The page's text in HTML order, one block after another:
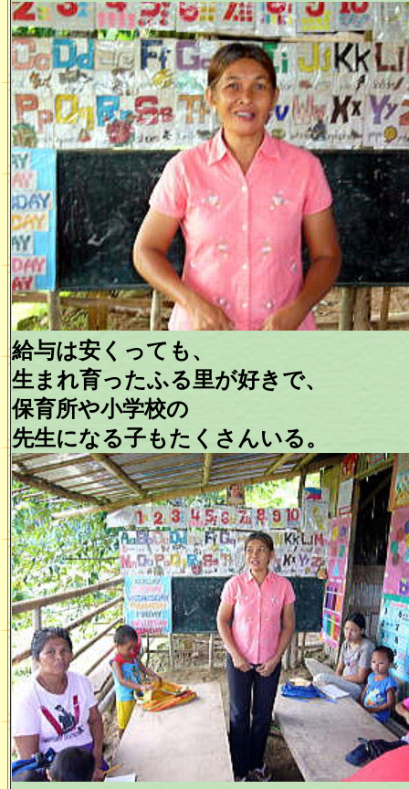
給与は安くっても、
生まれ育ったふる里が好きで、
保育所や小学校の
先生になる子もたくさんいる。